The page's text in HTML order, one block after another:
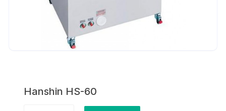
Hanshin HS-60